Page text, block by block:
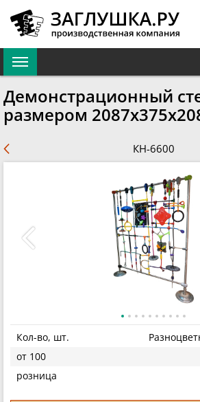
Демонстрационный
размером
КН-6600
Кол-во, шт.
от 100
розница